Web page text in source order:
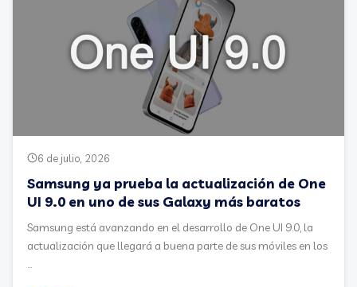
6 de julio, 2026
Samsung ya prueba la actualización de One
UI 9.0 en uno de sus Galaxy más baratos
Samsung está avanzando en el desarrollo de One UI 9.0, la
actualización que llegará a buena parte de sus móviles en los
...